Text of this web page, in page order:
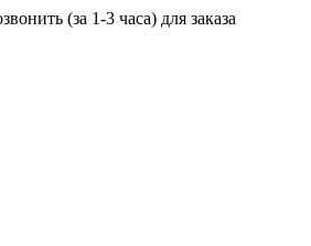
(за 1-3 часа) для заказа